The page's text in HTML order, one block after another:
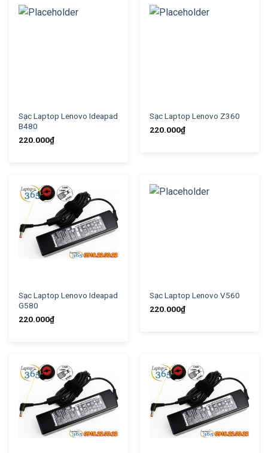
Sạc Laptop Lenovo Ideapad
B480
220.000₫
Sạc Laptop Lenovo Z360
220.000₫
Sạc Laptop Lenovo Ideapad
G580
220.000₫
Sạc Laptop Lenovo V560
220.000₫